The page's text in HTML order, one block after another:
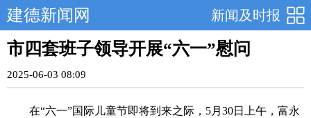
新闻及时报
建德新闻网
市四套班子领导开展“六一”慰问
2025-06-03 08:09
在“六一”国际儿童节即将到来之际，5月30日上午，富永